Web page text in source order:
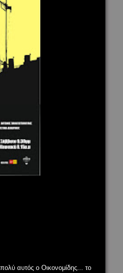
αυτός ο Οικονομίδης... το